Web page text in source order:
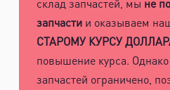
склад запчастей, мы не
запчастии оказываем
СТАРОМУ КУРСУ
повышение курса. Однако
запчастей ограничено,